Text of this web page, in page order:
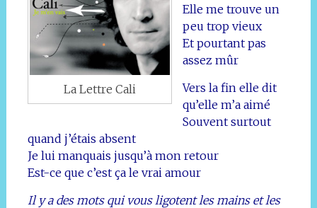
La Lettre Cali
Elle me trouve un
peu trop vieux
Et pourtant pas
assez mûr
Vers la fin elle dit
qu’elle m’a aimé
Souvent surtout
quand j’étais absent
Je lui manquais jusqu’à mon retour
Est-ce que c’est ça le vrai amour
Il y a des mots qui vous ligotent les mains et les